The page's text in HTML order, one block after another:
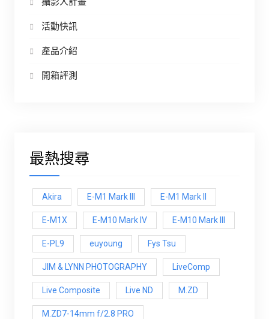
活動快訊
產品介紹
開箱評測
最熱搜尋
Akira E-M1 Mark III E-M1 Mark ll
E-M1X E-M10 Mark IV E-M10 Mark lll
E-PL9 euyoung Fys Tsu
JIM & LYNN PHOTOGRAPHY LiveComp
Live Composite Live ND M.ZD
M.ZD7-14mm f/2.8 PRO